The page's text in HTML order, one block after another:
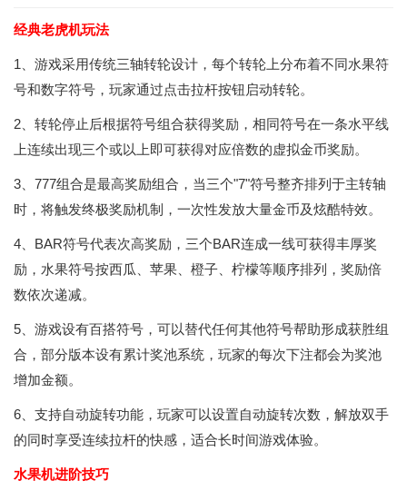
经典老虎机玩法
1、游戏采用传统三轴转轮设计，每个转轮上分布着不同水果符
号和数字符号，玩家通过点击拉杆按钮启动转轮。
2、转轮停止后根据符号组合获得奖励，相同符号在一条水平线
上连续出现三个或以上即可获得对应倍数的虚拟金币奖励。
3、777组合是最高奖励组合，当三个"7"符号整齐排列于主转轴
时，将触发终极奖励机制，一次性发放大量金币及炫酷特效。
4、BAR符号代表次高奖励，三个BAR连成一线可获得丰厚奖
励，水果符号按西瓜、苹果、橙子、柠檬等顺序排列，奖励倍
数依次递减。
5、游戏设有百搭符号，可以替代任何其他符号帮助形成获胜组
合，部分版本设有累计奖池系统，玩家的每次下注都会为奖池
增加金额。
6、支持自动旋转功能，玩家可以设置自动旋转次数，解放双手
的同时享受连续拉杆的快感，适合长时间游戏体验。
水果机进阶技巧